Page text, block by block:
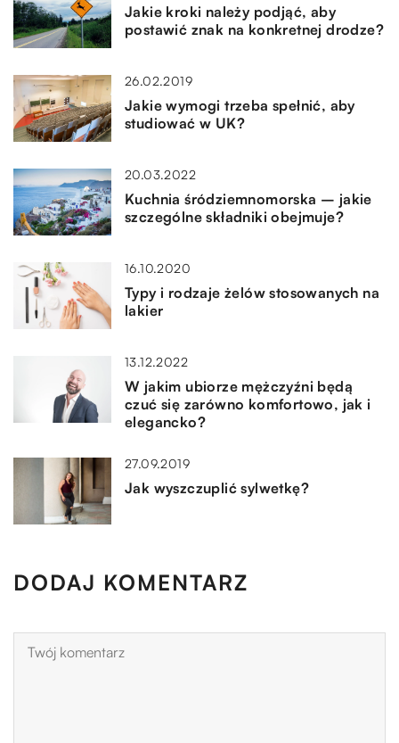
Jakie kroki należy podjąć, aby
postawić znak na konkretnej drodze?
26.02.2019
Jakie wymogi trzeba spełnić, aby
studiować w UK?
20.03.2022
Kuchnia śródziemnomorska – jakie
szczególne składniki obejmuje?
16.10.2020
Typy i rodzaje żelów stosowanych na
lakier
13.12.2022
W jakim ubiorze mężczyźni będą
czuć się zarówno komfortowo, jak i
elegancko?
27.09.2019
Jak wyszczuplić sylwetkę?
DODAJ KOMENTARZ